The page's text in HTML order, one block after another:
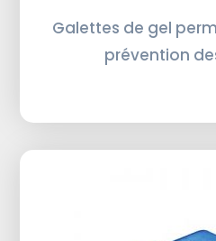
Galettes de gel
prévention